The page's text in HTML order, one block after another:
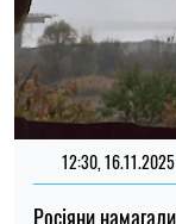
12:30, 16.11.2025
Росіяни